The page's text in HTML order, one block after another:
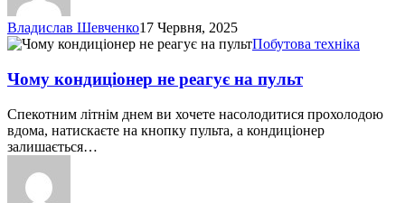
Владислав Шевченко17 Червня, 2025
Чому
не
реагує
на
пульт
Побутова техніка
Чому кондиціонер не реагує на пульт
Спекотним літнім днем ви хочете насолодитися прохолодою
вдома, натискаєте на кнопку пульта, а кондиціонер
залишається…